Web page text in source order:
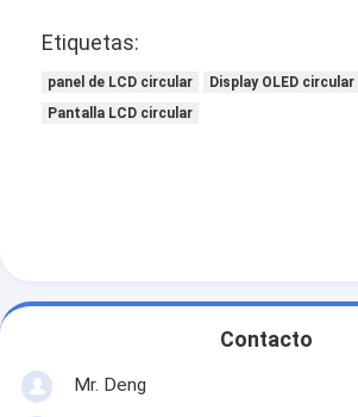
Etiquetas:
panel de LCD circular
Display OLED circular
Pantalla LCD circular
Contacto
Mr. Deng